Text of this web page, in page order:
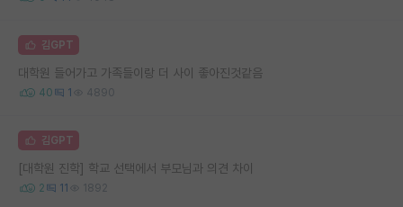
김GPT
대학원 들어가고 가족들이랑 더 사이 좋아진것같음
40 1 4890
김GPT
[대학원 진학] 학교 선택에서 부모님과 의견 차이
2 11 1892